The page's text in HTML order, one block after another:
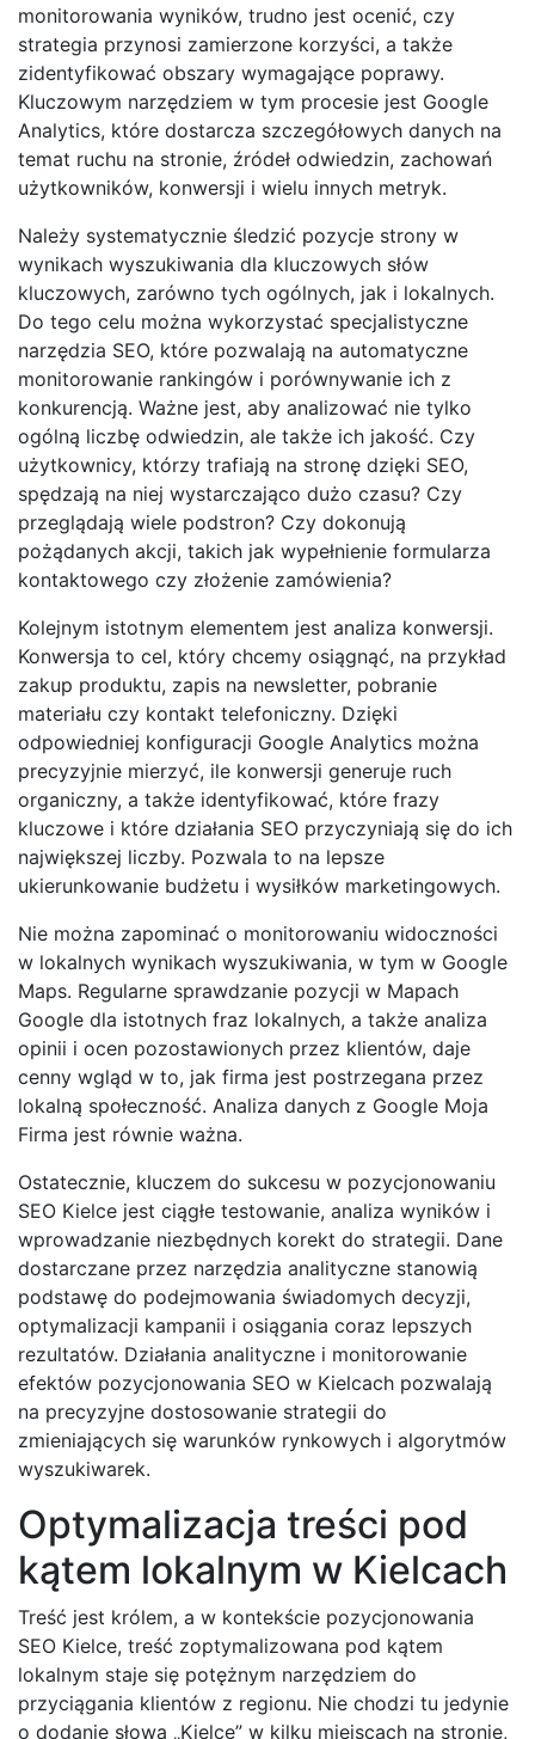
monitorowania wyników, trudno jest ocenić, czy
strategia przynosi zamierzone korzyści, a także
zidentyfikować obszary wymagające poprawy.
Kluczowym narzędziem w tym procesie jest Google
Analytics, które dostarcza szczegółowych danych na
temat ruchu na stronie, źródeł odwiedzin, zachowań
użytkowników, konwersji i wielu innych metryk.
Należy systematycznie śledzić pozycje strony w
wynikach wyszukiwania dla kluczowych słów
kluczowych, zarówno tych ogólnych, jak i lokalnych.
Do tego celu można wykorzystać specjalistyczne
narzędzia SEO, które pozwalają na automatyczne
monitorowanie rankingów i porównywanie ich z
konkurencją. Ważne jest, aby analizować nie tylko
ogólną liczbę odwiedzin, ale także ich jakość. Czy
użytkownicy, którzy trafiają na stronę dzięki SEO,
spędzają na niej wystarczająco dużo czasu? Czy
przeglądają wiele podstron? Czy dokonują
pożądanych akcji, takich jak wypełnienie formularza
kontaktowego czy złożenie zamówienia?
Kolejnym istotnym elementem jest analiza konwersji.
Konwersja to cel, który chcemy osiągnąć, na przykład
zakup produktu, zapis na newsletter, pobranie
materiału czy kontakt telefoniczny. Dzięki
odpowiedniej konfiguracji Google Analytics można
precyzyjnie mierzyć, ile konwersji generuje ruch
organiczny, a także identyfikować, które frazy
kluczowe i które działania SEO przyczyniają się do ich
największej liczby. Pozwala to na lepsze
ukierunkowanie budżetu i wysiłków marketingowych.
Nie można zapominać o monitorowaniu widoczności
w lokalnych wynikach wyszukiwania, w tym w Google
Maps. Regularne sprawdzanie pozycji w Mapach
Google dla istotnych fraz lokalnych, a także analiza
opinii i ocen pozostawionych przez klientów, daje
cenny wgląd w to, jak firma jest postrzegana przez
lokalną społeczność. Analiza danych z Google Moja
Firma jest równie ważna.
Ostatecznie, kluczem do sukcesu w pozycjonowaniu
SEO Kielce jest ciągłe testowanie, analiza wyników i
wprowadzanie niezbędnych korekt do strategii. Dane
dostarczane przez narzędzia analityczne stanowią
podstawę do podejmowania świadomych decyzji,
optymalizacji kampanii i osiągania coraz lepszych
rezultatów. Działania analityczne i monitorowanie
efektów pozycjonowania SEO w Kielcach pozwalają
na precyzyjne dostosowanie strategii do
zmieniających się warunków rynkowych i algorytmów
wyszukiwarek.
Optymalizacja treści pod
kątem lokalnym w Kielcach
Treść jest królem, a w kontekście pozycjonowania
SEO Kielce, treść zoptymalizowana pod kątem
lokalnym staje się potężnym narzędziem do
przyciągania klientów z regionu. Nie chodzi tu jedynie
o dodanie słowa „Kielce” w kilku miejscach na stronie,